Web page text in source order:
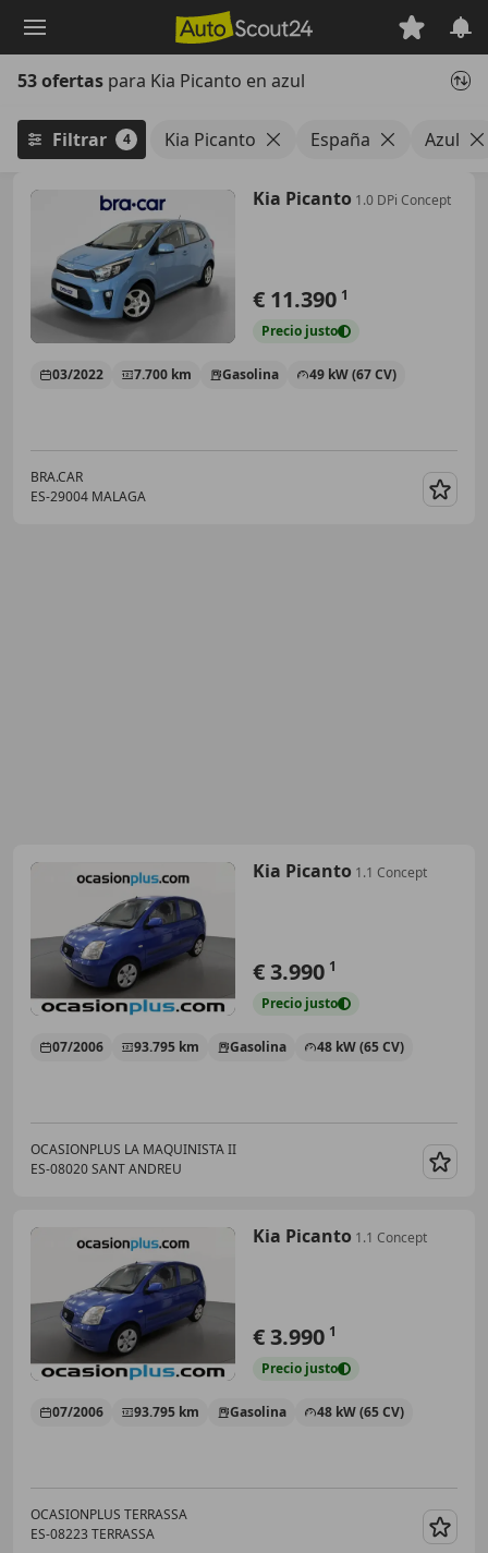
principal
53 ofertas para Kia Picanto en azul
Filtrar 4 Kia Picanto España Azul
Kia Picanto 1.0 DPi Concept
€ 11.390 1
Precio justo
03/2022 7.700 km Gasolina 49 kW (67 CV)
BRA.CAR
ES-29004 MALAGA
Kia Picanto 1.1 Concept
€ 3.990 1
Precio justo
07/2006 93.795 km Gasolina 48 kW (65 CV)
OCASIONPLUS LA MAQUINISTA II
ES-08020 SANT ANDREU
Kia Picanto 1.1 Concept
€ 3.990 1
Precio justo
07/2006 93.795 km Gasolina 48 kW (65 CV)
OCASIONPLUS TERRASSA
ES-08223 TERRASSA